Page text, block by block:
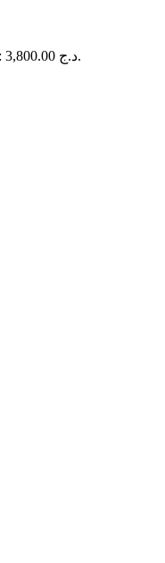
Le prix actuel est : 3,800.00 د.ج.